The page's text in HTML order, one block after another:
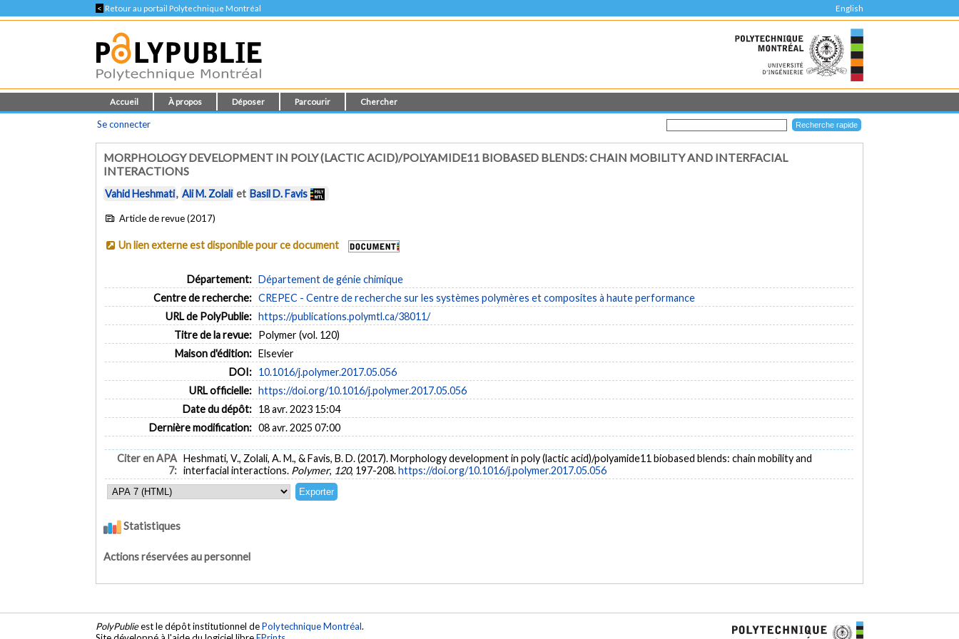
< Retour au portail Polytechnique Montréal English
Accueil À propos Déposer Parcourir Chercher
Se connecter
MORPHOLOGY DEVELOPMENT IN POLY (LACTIC ACID)/POLYAMIDE11 BIOBASED BLENDS: CHAIN MOBILITY AND INTERFACIAL
INTERACTIONS
Vahid Heshmati, Ali M. Zolali et Basil D. Favis
Article de revue (2017)
Un lien externe est disponible pour ce document
Département: Département de génie chimique
Centre de recherche: CREPEC - Centre de recherche sur les systèmes polymères et composites à haute performance
URL de PolyPublie: https://publications.polymtl.ca/38011/
Titre de la revue: Polymer (vol. 120)
Maison d'édition: Elsevier
DOI: 10.1016/j.polymer.2017.05.056
URL officielle: https://doi.org/10.1016/j.polymer.2017.05.056
Date du dépôt: 18 avr. 2023 15:04
Dernière modification: 08 avr. 2025 07:00
Citer en APA
7:
Heshmati, V., Zolali, A. M., & Favis, B. D. (2017). Morphology development in poly (lactic acid)/polyamide11 biobased blends: chain mobility and
interfacial interactions. Polymer, 120, 197-208.https://doi.org/10.1016/j.polymer.2017.05.056
Statistiques
Actions réservées au personnel
PolyPublieest le dépôt institutionnel dePolytechnique Montréal.